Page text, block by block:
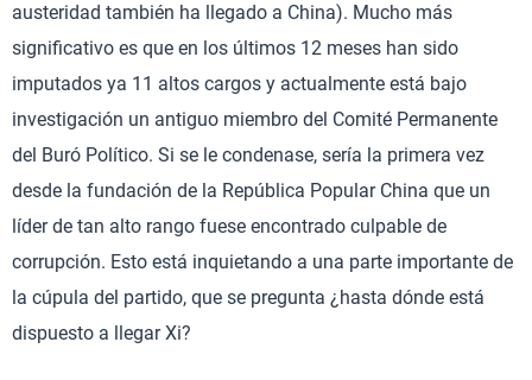
austeridad también ha llegado a China). Mucho más
significativo es que en los últimos 12 meses han sido
imputados ya 11 altos cargos y actualmente está bajo
investigación un antiguo miembro del Comité Permanente
del Buró Político. Si se le condenase, sería la primera vez
desde la fundación de la República Popular China que un
líder de tan alto rango fuese encontrado culpable de
corrupción. Esto está inquietando a una parte importante de
la cúpula del partido, que se pregunta ¿hasta dónde está
dispuesto a llegar Xi?